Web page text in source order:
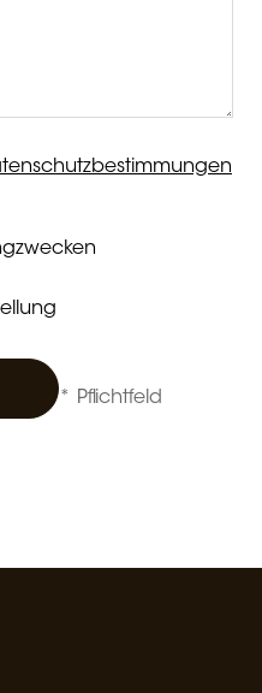
* Pflichtfeld